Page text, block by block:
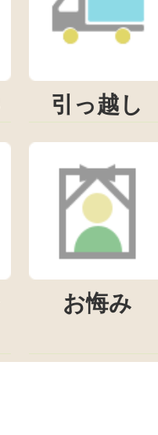
引っ越し
お悔み